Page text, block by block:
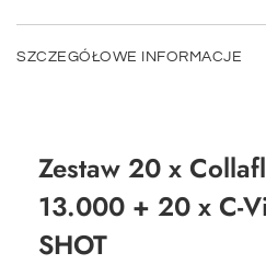
SZCZEGÓŁOWE INFORMACJE
Zestaw 20 x
13.000 + 20 x C-
SHOT